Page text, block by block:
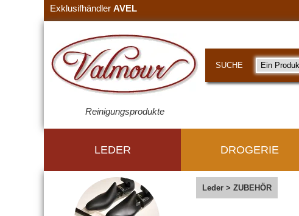
Exklusifhändler AVEL
Reinigungsprodukte
SUCHE
LEDER DROGERIE
Leder > ZUBEHÖR